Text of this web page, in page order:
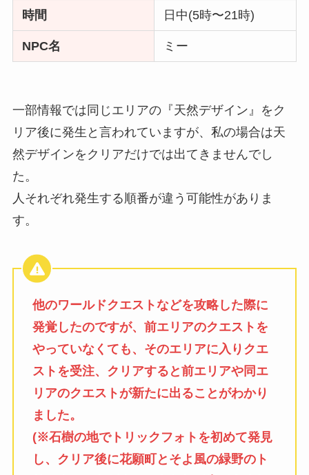
時間 日中(5時〜21時)
NPC名 ミー
一部情報では同じエリアの『天然デザイン』をク
リア後に発生と言われていますが、私の場合は天
然デザインをクリアだけでは出てきませんでし
た。
人それぞれ発生する順番が違う可能性がありま
す。
他のワールドクエストなどを攻略した際に
発覚したのですが、前エリアのクエストを
やっていなくても、そのエリアに入りクエ
ストを受注、クリアすると前エリアや同エ
リアのクエストが新たに出ることがわかり
ました。
(※石樹の地でトリックフォトを初めて発見
し、クリア後に花願町とそよ風の緑野のト